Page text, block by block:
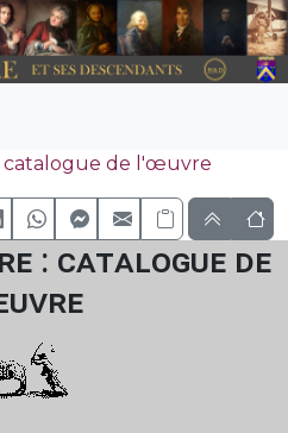
catalogue de l'œuvre
: catalogue de